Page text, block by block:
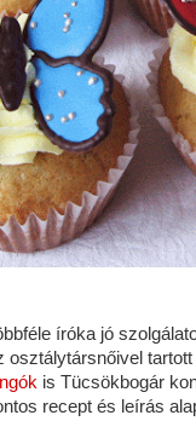
íróka jó
osztálytársnőivel
is Tücsökbogár
recept és leírás